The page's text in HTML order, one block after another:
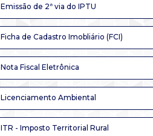
Emissão de 2ª via do IPTU
Ficha de Cadastro Imobliário (FCI)
Nota Fiscal Eletrônica
Licenciamento Ambiental
ITR - Imposto Territorial Rural